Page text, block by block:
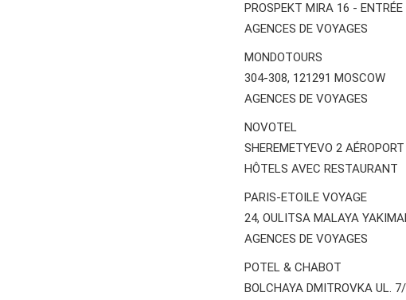
PROSPEKT MIRA 16 -
AGENCES DE VOYAGES
MONDOTOURS
304-308, 121291 MOSCOW
AGENCES DE VOYAGES
NOVOTEL
SHEREMETYEVO 2
HÔTELS AVEC RESTAURANT
PARIS-ETOILE VOYAGE
24, OULITSA MALAYA
AGENCES DE VOYAGES
POTEL & CHABOT
BOLCHAYA DMITROVKA UL.